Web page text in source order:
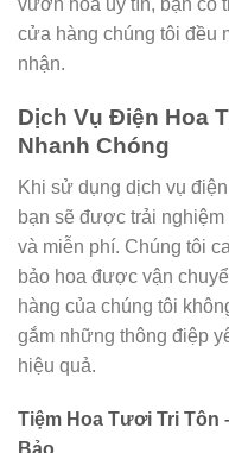
vườn hoa uy tín, bạn có
cửa hàng chúng tôi đều
nhận.
Dịch Vụ Điện Hoa
Nhanh Chóng
Khi sử dụng dịch vụ
bạn sẽ được trải
và miễn phí. Chúng tôi
bảo hoa được vận
hàng của chúng tôi
gắm những thông điệp
hiệu quả.
Tiệm Hoa Tươi Tri